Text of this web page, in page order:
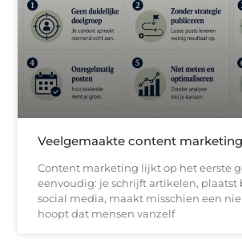
Veelgemaakte content
Content marketing lijkt op het eerste
eenvoudig: je schrijft artikelen, plaatst
social media, maakt misschien een
hoopt dat mensen vanzelf